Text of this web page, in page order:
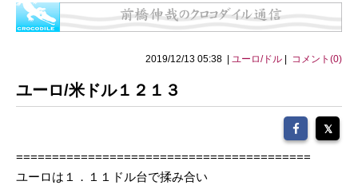
2019/12/13 05:38 | ユーロ/ドル コメント(0)
ユーロ/米ドル１２１３
=========================================
ユーロは１．１１ドル台で揉み合い